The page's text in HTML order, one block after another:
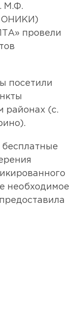
М.Ф.
провели
посетили
районах (с.
необходимое